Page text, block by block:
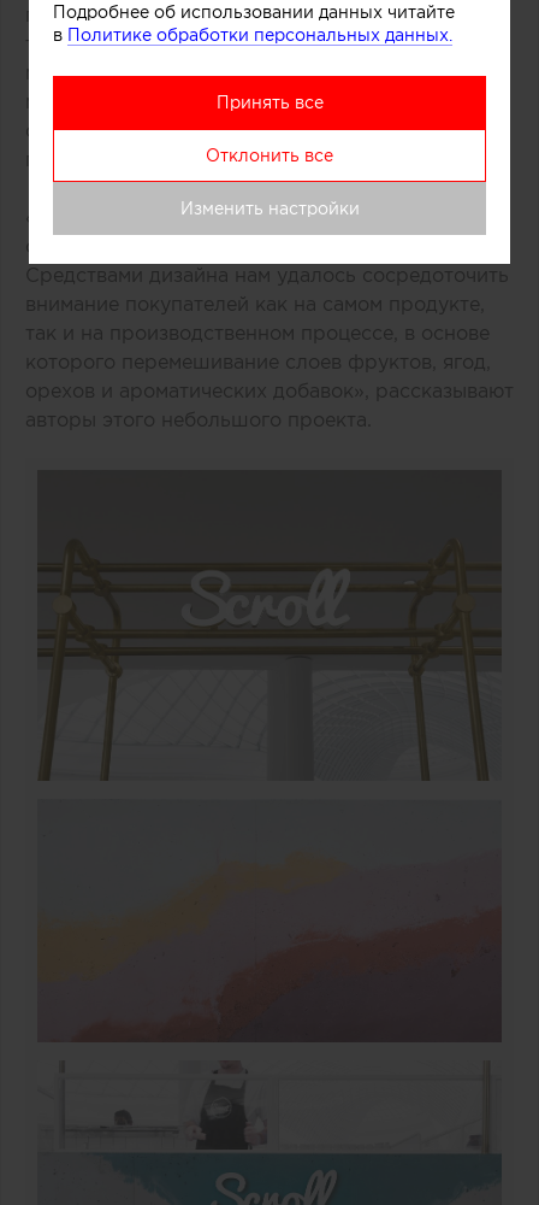
помощи техники многослойной заливки
тонированного бетона. Логотип магазина
мороженого был закреплен на каркасе из
медных трубок, символизирующих систему
охлаждения в автоматах по производству
популярного ледяного лакомства.
«Монолитный фасад торговой точки выделяется
среди других объектов торгового центра.
Средствами дизайна нам удалось сосредоточить
внимание покупателей как на самом продукте,
так и на производственном процессе, в основе
которого перемешивание слоев фруктов, ягод,
орехов и ароматических добавок», рассказывают
авторы этого небольшого проекта.
Подробнее об использовании данных читайте
в Политике обработки персональных данных.
Принять все
Отклонить все
Изменить настройки